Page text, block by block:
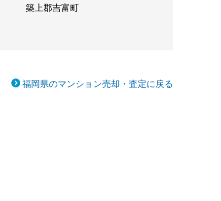
築上郡吉富町
福岡県のマンション売却・査定に戻る